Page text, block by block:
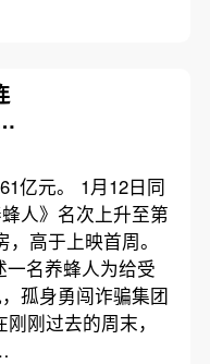
亿元。 1月12日同
人》名次上升至第
高于上映首周。
一名养蜂人为给受
孤身勇闯诈骗集团
刚过去的周末，